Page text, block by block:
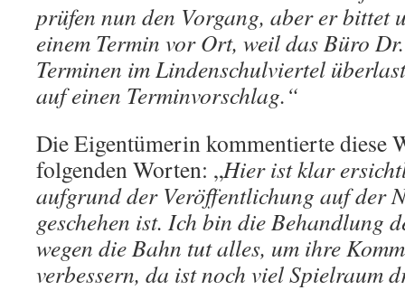
prüfen nun den Vorgang, aber er bittet
einem Termin vor Ort, weil das Büro
Terminen im Lindenschulviertel
auf einen Terminvorschlag.“
Die Eigentümerin kommentierte diese
folgenden Worten: „Hier ist klar
aufgrund der Veröffentlichung auf der
geschehen ist. Ich bin die Behandlung
wegen die Bahn tut alles, um ihre
verbessern, da ist noch viel Spielraum